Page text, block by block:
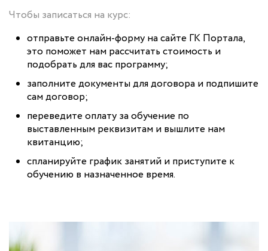
Чтобы записаться на курс:
отправьте онлайн-форму на сайте ГК Портала,
это поможет нам рассчитать стоимость и
подобрать для вас программу;
заполните документы для договора и подпишите
сам договор;
переведите оплату за обучение по
выставленным реквизитам и вышлите нам
квитанцию;
спланируйте график занятий и приступите к
обучению в назначенное время.